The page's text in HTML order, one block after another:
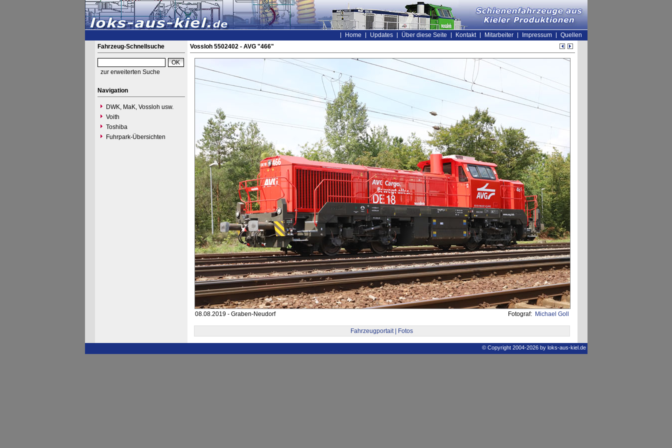
Home Updates Über diese Seite Kontakt Mitarbeiter Impressum
Quellen
Fahrzeug-Schnellsuche
zur erweiterten Suche
Navigation
DWK, MaK, Vossloh usw.
Voith
Toshiba
Fuhrpark-Übersichten
Vossloh 5502402 - AVG "466"
08.08.2019 - Graben-Neudorf Fotograf: Michael Goll
Fahrzeugportait | Fotos
© Copyright 2004-2026 by loks-aus-kiel.de